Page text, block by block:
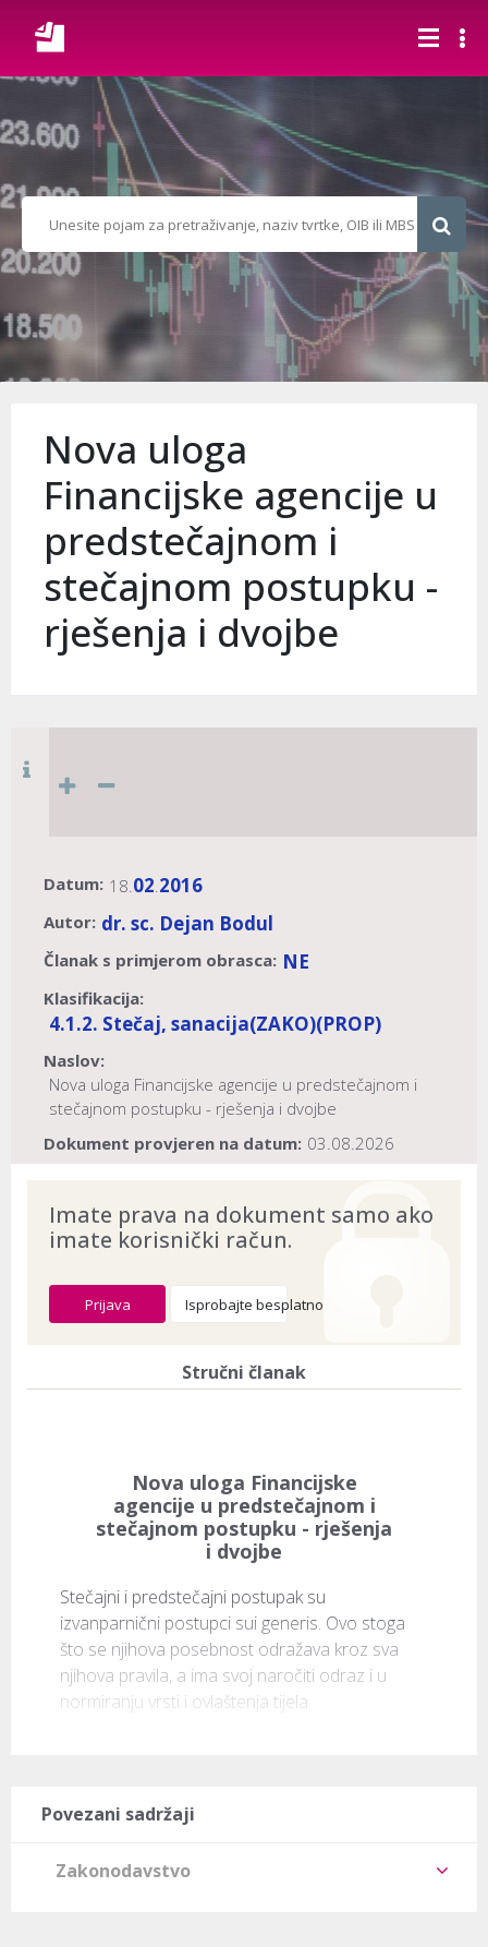
Nova uloga
Financijske agencije u
predstečajnom i
stečajnom postupku -
rješenja i dvojbe
Datum: 18.02.2016
Autor: dr. sc. Dejan Bodul
Članak s primjerom obrasca: NE
Klasifikacija:
4.1.2. Stečaj, sanacija(ZAKO)(PROP)
Naslov:
Nova uloga Financijske agencije u predstečajnom i
stečajnom postupku - rješenja i dvojbe
Dokument provjeren na datum: 03.08.2026
Imate prava na dokument samo ako
imate korisnički račun.
Prijava Isprobajte besplatno
Stručni članak
Nova uloga Financijske
agencije u predstečajnom i
stečajnom postupku - rješenja
i dvojbe
Stečajni i predstečajni postupak su
izvanparnični postupci sui generis. Ovo stoga
što se njihova posebnost odražava kroz sva
njihova pravila, a ima svoj naročiti odraz i u
normiranju vrsti i ovlaštenja tijela
Povezani sadržaji
Zakonodavstvo